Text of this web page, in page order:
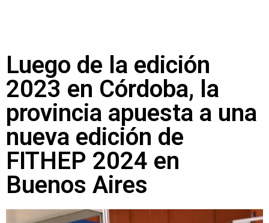
Luego de la edición
2023 en Córdoba, la
provincia apuesta a una
nueva edición de
FITHEP 2024 en
Buenos Aires